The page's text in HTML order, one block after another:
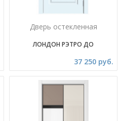
Дверь остекленная
ЛОНДОН РЭТРО ДО
37 250 руб.